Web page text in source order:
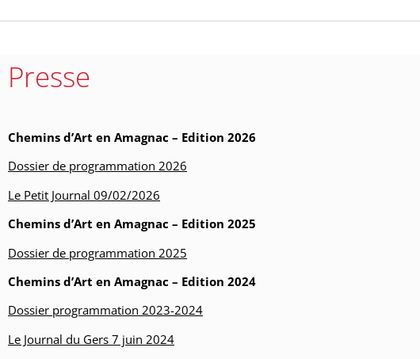
Presse
Chemins d’Art en Amagnac – Edition 2026
Dossier de programmation 2026
Le Petit Journal 09/02/2026
Chemins d’Art en Amagnac – Edition 2025
Dossier de programmation 2025
Chemins d’Art en Amagnac – Edition 2024
Dossier programmation 2023-2024
Le Journal du Gers 7 juin 2024